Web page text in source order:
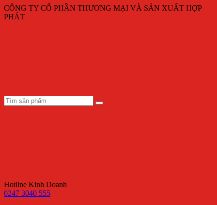
CÔNG TY CỔ PHẦN THƯƠNG MẠI VÀ SẢN XUẤT HỢP
PHÁT
Hotline Kinh Doanh
0247 3040 555